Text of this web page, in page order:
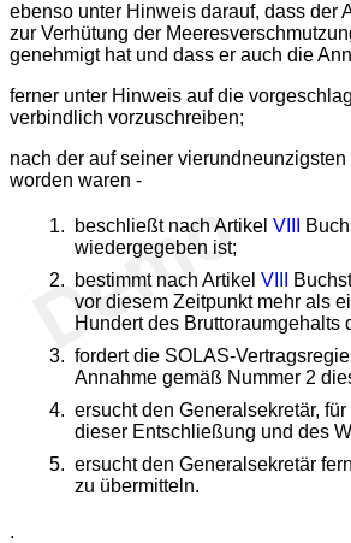
ebenso unter Hinweis darauf, dass der
zur Verhütung der
genehmigt hat und dass er auch die
ferner unter Hinweis auf die
verbindlich vorzuschreiben;
nach der auf seiner
worden waren -
beschließt nach Artikel VIII
wiedergegeben ist;
bestimmt nach Artikel VIII
vor diesem Zeitpunkt mehr als
Hundert des
fordert die SOLAS-
Annahme gemäß Nummer 2
ersucht den Generalsekretär,
dieser Entschließung und des
ersucht den Generalsekretär
zu übermitteln.
.